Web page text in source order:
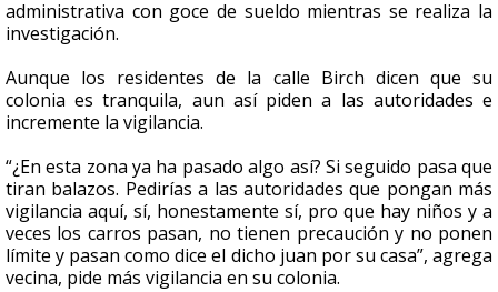
administrativa con goce de sueldo mientras se realiza la
investigación.
Aunque los residentes de la calle Birch dicen que su
colonia es tranquila, aun así piden a las autoridades e
incremente la vigilancia.
“¿En esta zona ya ha pasado algo así? Si seguido pasa que
tiran balazos. Pedirías a las autoridades que pongan más
vigilancia aquí, sí, honestamente sí, pro que hay niños y a
veces los carros pasan, no tienen precaución y no ponen
límite y pasan como dice el dicho juan por su casa”, agrega
vecina, pide más vigilancia en su colonia.